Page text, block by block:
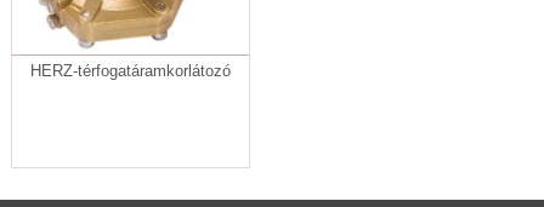
HERZ-térfogatáramkorlátozó